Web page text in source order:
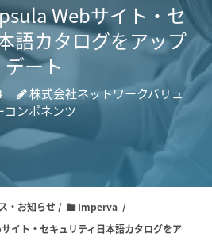
Webサイト・セ
語カタログをアップ
デート
株式会社ネットワークバリュ
コンポネンツ
・お知らせ
Imperva
ト・セキュリティ日本語カタログをア